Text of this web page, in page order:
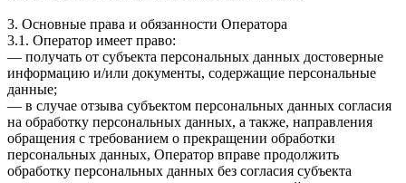
3. Основные права и обязанности Оператора
3.1. Оператор имеет право:
— получать от субъекта персональных данных достоверные
информацию и/или документы, содержащие персональные
данные;
— в случае отзыва субъектом персональных данных согласия
на обработку персональных данных, а также, направления
обращения с требованием о прекращении обработки
персональных данных, Оператор вправе продолжить
обработку персональных данных без согласия субъекта